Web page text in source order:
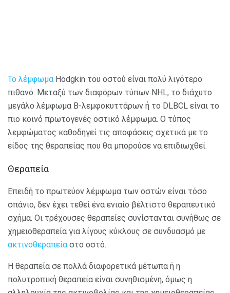
Το λέμφωμα Hodgkin του οστού είναι πολύ λιγότερο
πιθανό. Μεταξύ των διαφόρων τύπων NHL, το διάχυτο
μεγάλο λέμφωμα Β-λεμφοκυττάρων ή το DLBCL είναι το
πιο κοινό πρωτογενές οστικό λέμφωμα. Ο τύπος
λεμφώματος καθοδηγεί τις αποφάσεις σχετικά με το
είδος της θεραπείας που θα μπορούσε να επιδιωχθεί.
Θεραπεία
Επειδή το πρωτεύον λέμφωμα των οστών είναι τόσο
σπάνιο, δεν έχει τεθεί ένα ενιαίο βέλτιστο θεραπευτικό
σχήμα. Οι τρέχουσες θεραπείες συνίστανται συνήθως σε
χημειοθεραπεία για λίγους κύκλους σε συνδυασμό με
ακτινοθεραπεία στο οστό.
Η θεραπεία σε πολλά διαφορετικά μέτωπα ή η
πολυτροπική θεραπεία είναι συνηθισμένη, όμως η